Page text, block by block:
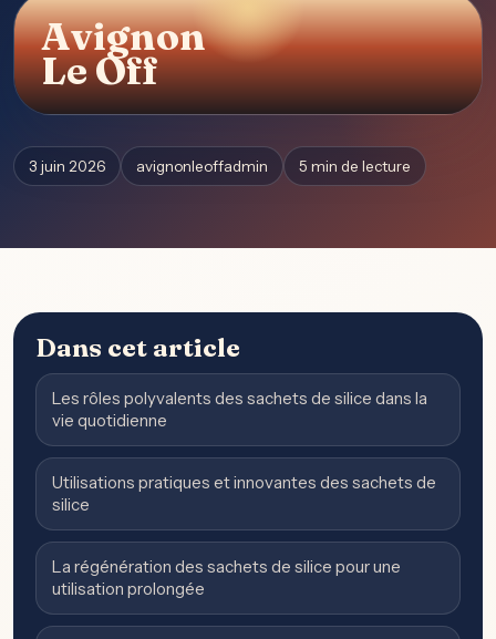
Avignon
Le Off
3 juin 2026 avignonleoffadmin 5 min de lecture
Dans cet article
Les rôles polyvalents des sachets de silice dans la
vie quotidienne
Utilisations pratiques et innovantes des sachets de
silice
La régénération des sachets de silice pour une
utilisation prolongée